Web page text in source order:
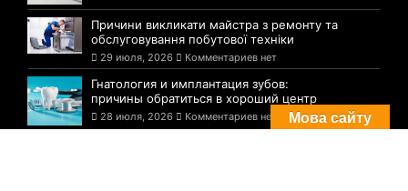
Причини викликати майстра з ремонту та
обслуговування побутової техніки
29 июля, 2026 Комментариев нет
Гнатология и имплантация зубов:
причины обратиться в хороший центр
28 июля, 2026 Комментариев нет Мова сайту